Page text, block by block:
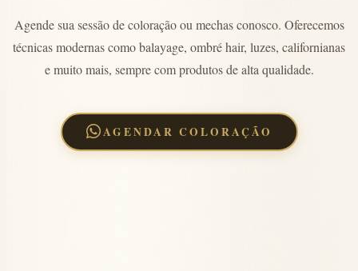
Agende sua sessão de coloração ou mechas conosco. Oferecemos
técnicas modernas como balayage, ombré hair, luzes, californianas
e muito mais, sempre com produtos de alta qualidade.
AGENDAR COLORAÇÃO